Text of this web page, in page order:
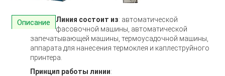
Описание Линия состоит из: автоматической
фасовочной машины, автоматической
запечатывающей машины, термоусадочной машины,
аппарата для нанесения термоклея и каплеструйного
принтера.
Принцип работы линии: